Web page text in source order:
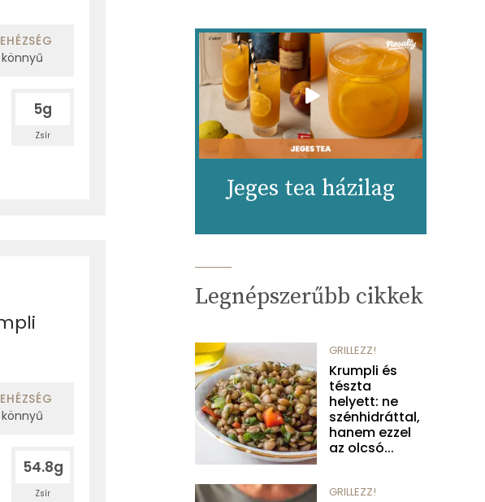
könnyű
5g
Zsír
könnyű
54.8g
Zsír
Jeges tea házilag
Legnépszerűbb cikkek
GRILLEZZ!
Krumpli és
tészta
helyett: ne
szénhidráttal,
hanem ezzel
az olcsó...
GRILLEZZ!